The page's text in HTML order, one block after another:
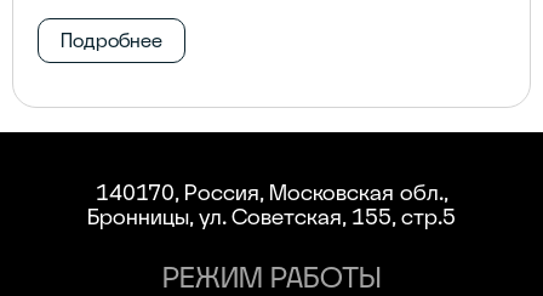
Подробнее
140170, Россия, Московская обл.,
Бронницы, ул. Советская, 155, стр.5
РЕЖИМ РАБОТЫ